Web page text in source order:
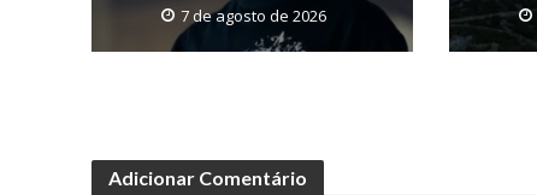
7 de agosto de 2026
Adicionar Comentário